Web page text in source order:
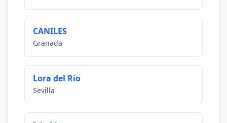
CANILES
Granada
Lora del Río
Sevilla